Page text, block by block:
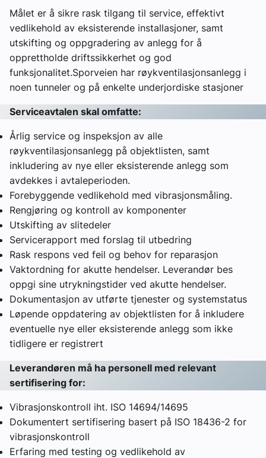
Målet er å sikre rask tilgang til service, effektivt
vedlikehold av eksisterende installasjoner, samt
utskifting og oppgradering av anlegg for å
opprettholde driftssikkerhet og god
funksjonalitet.Sporveien har røykventilasjonsanlegg i
noen tunneler og på enkelte underjordiske stasjoner
Serviceavtalen skal omfatte:
Årlig service og inspeksjon av alle
røykventilasjonsanlegg på objektlisten, samt
inkludering av nye eller eksisterende anlegg som
avdekkes i avtaleperioden.
Forebyggende vedlikehold med vibrasjonsmåling.
Rengjøring og kontroll av komponenter
Utskifting av slitedeler
Servicerapport med forslag til utbedring
Rask respons ved feil og behov for reparasjon
Vaktordning for akutte hendelser. Leverandør bes
oppgi sine utrykningstider ved akutte hendelser.
Dokumentasjon av utførte tjenester og systemstatus
Løpende oppdatering av objektlisten for å inkludere
eventuelle nye eller eksisterende anlegg som ikke
tidligere er registrert
Leverandøren må ha personell med relevant
sertifisering for:
Vibrasjonskontroll iht. ISO 14694/14695
Dokumentert sertifisering basert på ISO 18436-2 for
vibrasjonskontroll
Erfaring med testing og vedlikehold av